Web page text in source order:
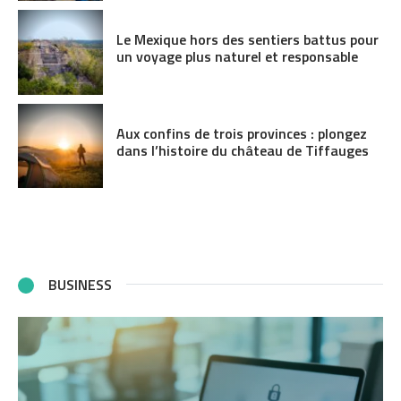
Le Mexique hors des sentiers battus pour
un voyage plus naturel et responsable
Aux confins de trois provinces : plongez
dans l’histoire du château de Tiffauges
BUSINESS